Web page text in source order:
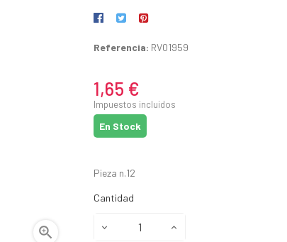

Referencia: RV01959
1,65 €
Impuestos incluidos
En Stock
Pieza n.12
Cantidad